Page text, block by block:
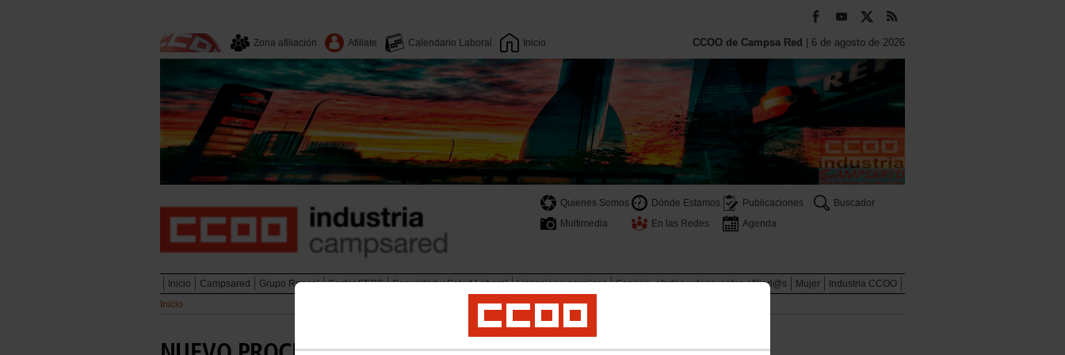
Zona afiliación Afiliate Calendario Laboral Inicio CCOO de Campsa Red | 6 de agosto de 2026
Quienes Somos Dónde Estamos Publicaciones
Buscador
Multimedia
En las Redes Agenda
Inicio Campsared Grupo Repsol Sector EESS Seguridad y Salud Laboral Licencias y permisos Servicio, ofertas y descuentos afiliad@s Mujer
Industria CCOO
Inicio